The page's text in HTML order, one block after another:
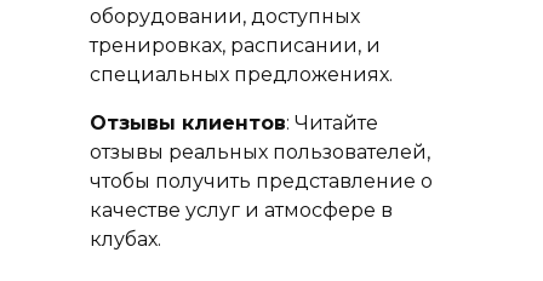
оборудовании, доступных
тренировках, расписании, и
специальных предложениях.
Отзывы клиентов: Читайте
отзывы реальных пользователей,
чтобы получить представление о
качестве услуг и атмосфере в
клубах.